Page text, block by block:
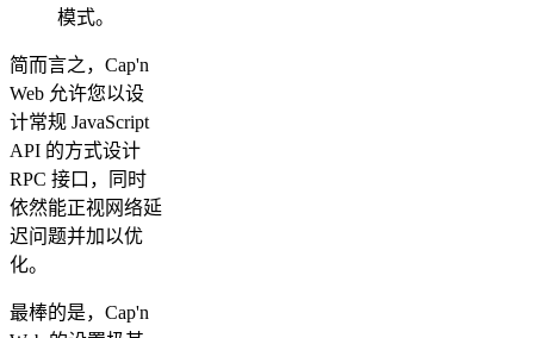
模式。
简而言之，Cap'n
Web 允许您以设
计常规 JavaScript
API 的方式设计
RPC 接口，同时
依然能正视网络延
迟问题并加以优
化。
最棒的是，Cap'n